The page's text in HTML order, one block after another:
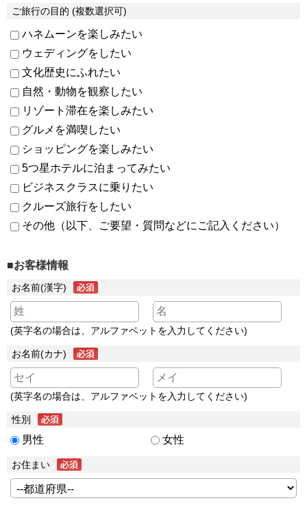
ご旅行の目的 (複数選択可)
ハネムーンを楽しみたい
ウェディングをしたい
文化歴史にふれたい
自然・動物を観察したい
リゾート滞在を楽しみたい
グルメを満喫したい
ショッピングを楽しみたい
5つ星ホテルに泊まってみたい
ビジネスクラスに乗りたい
クルーズ旅行をしたい
その他（以下、ご要望・質問などにご記入ください）
■お客様情報
お名前(漢字)
(英字名の場合は、アルファベットを入力してください)
お名前(カナ)
(英字名の場合は、アルファベットを入力してください)
性別
男性 女性
お住まい